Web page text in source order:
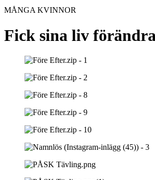
MÅNGA KVINNOR
Fick sina liv